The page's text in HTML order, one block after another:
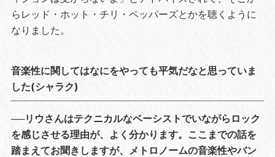
らレッド・ホット・チリ・ペッパーズとかを聴くように
なりました。
音楽性に関してはなにをやっても平気だなと思っていま
した(シャラク)
──リウさんはテクニカルなベーシストでいながらロック
を感じさせる理由が、よく分かります。ここまでの話を
踏まえてお聞きしますが、メトロノームの音楽性やバン